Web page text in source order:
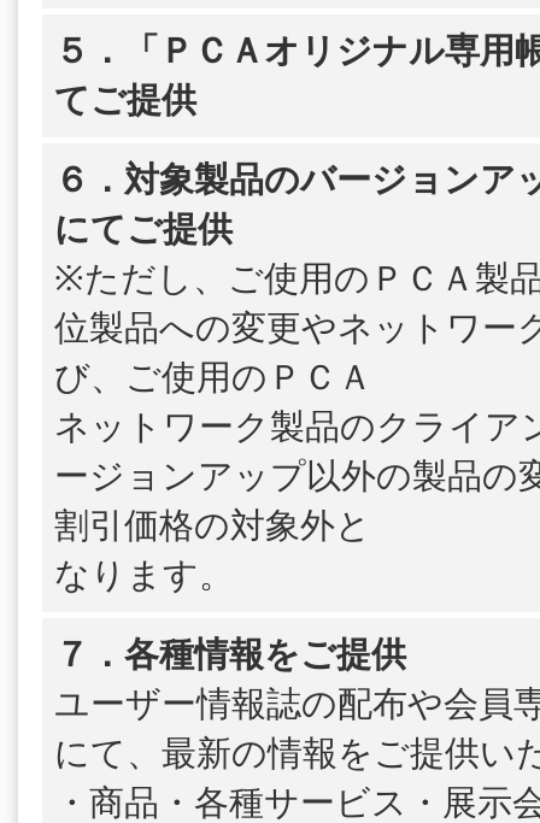
５．「ＰＣＡオリジナル専用
てご提供
６．対象製品のバージョンア
にてご提供
※ただし、ご使用のＰＣＡ製
位製品への変更やネットワー
び、ご使用のＰＣＡ
ネットワーク製品のクライア
ージョンアップ以外の製品の
割引価格の対象外と
なります。
７．各種情報をご提供
ユーザー情報誌の配布や会員
にて、最新の情報をご提供い
・商品・各種サービス・展示